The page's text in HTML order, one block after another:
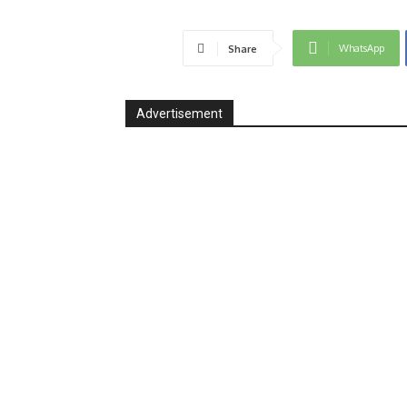
Share WhatsApp
Advertisement